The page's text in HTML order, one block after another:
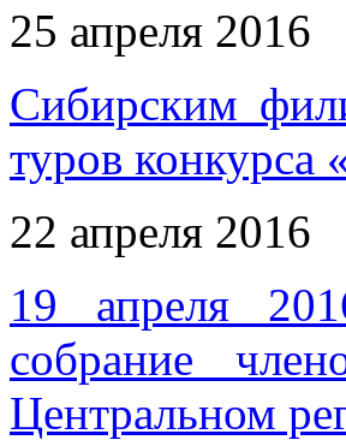
25 апреля 2016
Сибирским
туров конкурса
22 апреля 2016
19 апреля
собрание
Центральном